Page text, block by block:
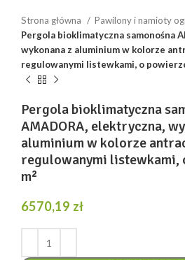
Strona główna
Pawilony i namioty
Pergola bioklimatyczna samonośna
wykonana z aluminium w kolorze
regulowanymi listewkami, o
Pergola bioklimatyczna
AMADORA, elektryczna,
aluminium w kolorze
regulowanymi listewkami,
m²
6570,19 zł